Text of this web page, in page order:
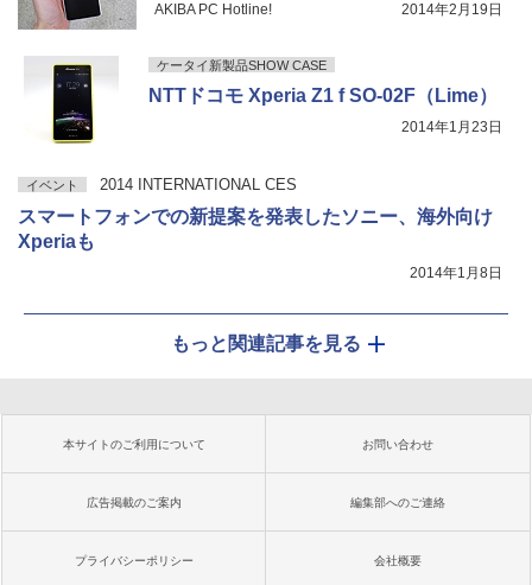
AKIBA PC Hotline! 2014年2月19日
ケータイ新製品SHOW CASE
NTTドコモ Xperia Z1 f SO-02F（Lime）
2014年1月23日
イベント 2014 INTERNATIONAL CES
スマートフォンでの新提案を発表したソニー、海外向け
Xperiaも
2014年1月8日
もっと関連記事を見る
本サイトのご利用について お問い合わせ
広告掲載のご案内 編集部へのご連絡
プライバシーポリシー 会社概要